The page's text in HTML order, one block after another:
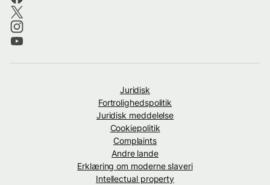
Juridisk
Fortrolighedspolitik
Juridisk meddelelse
Cookiepolitik
Complaints
Andre lande
Erklæring om moderne slaveri
Intellectual property